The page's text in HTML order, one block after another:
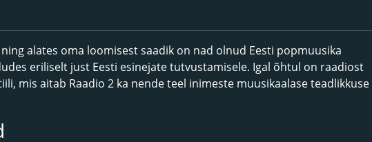
alates oma loomisest saadik on nad olnud Eesti popmuusika
eriliselt just Eesti esinejate tutvustamisele. Igal õhtul on raadiost
mis aitab Raadio 2 ka nende teel inimeste muusikaalase teadlikkuse